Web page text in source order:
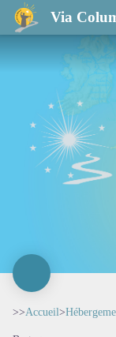
Via
Logis Hôtel du
>>Accueil>